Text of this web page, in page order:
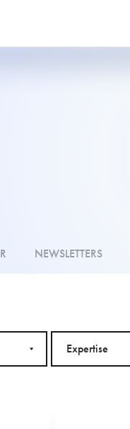
NEWSLETTERS
Expertise